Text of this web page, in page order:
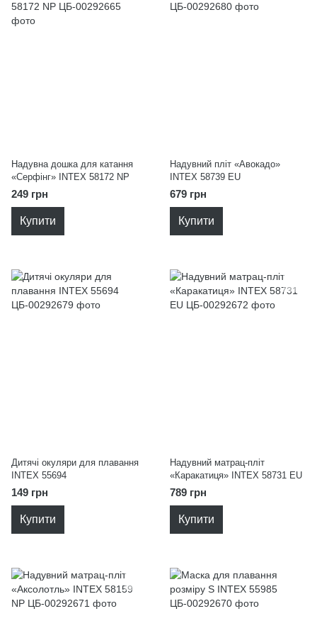
Надувна дошка для катання
«Серфінг» INTEX 58172 NP
249 грн
Купити
Надувний пліт «Авокадо»
INTEX 58739 EU
679 грн
Купити
Дитячі окуляри для плавання
INTEX 55694
149 грн
Купити
Надувний матрац-пліт
«Каракатиця» INTEX 58731 EU
789 грн
Купити